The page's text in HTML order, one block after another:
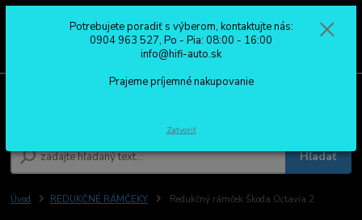
Hľadať
0904 963 527
Po - Pia: 08:00 - 16:00
Úvod REDUKČNÉ RÁMČEKY Redukčný rámček Škoda Octavia 2
Potrebujete poradiť s výberom, kontaktujte nás:
0904 963 527, Po - Pia: 08:00 - 16:00
info@hifi-auto.sk
Prajeme príjemné nakupovanie
Zatvoriť